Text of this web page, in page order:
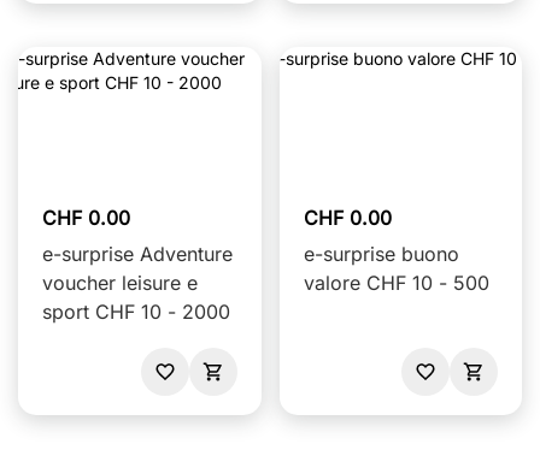
CHF 0.00
e-surprise Adventure
voucher leisure e
sport CHF 10 - 2000
CHF 0.00
e-surprise buono
valore CHF 10 - 500